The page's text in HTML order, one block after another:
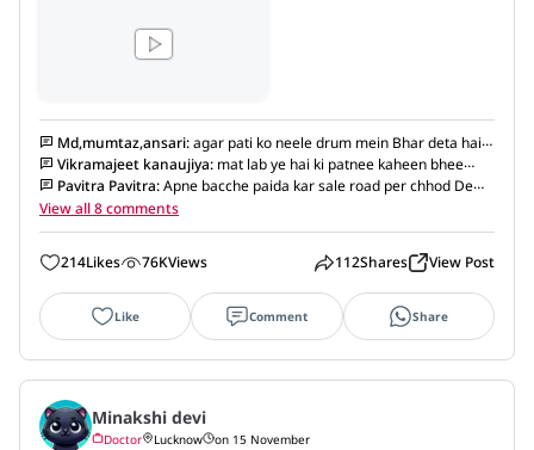
Md,mumtaz,ansari:agar pati ko neele drum mein Bhar deta hai
to patni ko kya Saja milegi Sarkar se poochh lijiyega is baat Ko
Vikramajeet kanaujiya: mat lab ye hai ki patnee kaheen bhee
muh maar ke aaye
Pavitra Pavitra:Apne bacche paida kar sale road per chhod De
Tera Pati pahle ka karke
View all 8 comments
214Likes 76KViews 112Shares View Post
Like Comment Share
Minakshi devi
Doctor Lucknow on 15 November